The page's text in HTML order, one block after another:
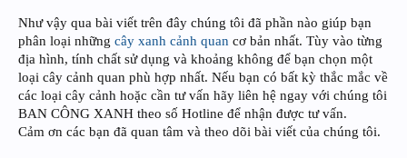
Như vậy qua bài viết trên đây chúng tôi đã phần nào giúp bạn
phân loại những cây xanh cảnh quan cơ bản nhất. Tùy vào từng
địa hình, tính chất sử dụng và khoảng không để bạn chọn một
loại cây cảnh quan phù hợp nhất. Nếu bạn có bất kỳ thắc mắc về
các loại cây cảnh hoặc cần tư vấn hãy liên hệ ngay với chúng tôi
BAN CÔNG XANH theo số Hotline để nhận được tư vấn.
Cảm ơn các bạn đã quan tâm và theo dõi bài viết của chúng tôi.